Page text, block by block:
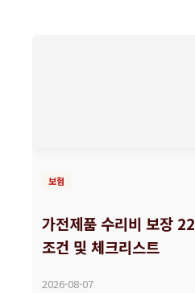
보험
가전제품 수리비 보장
조건 및 체크리스트
2026-08-07